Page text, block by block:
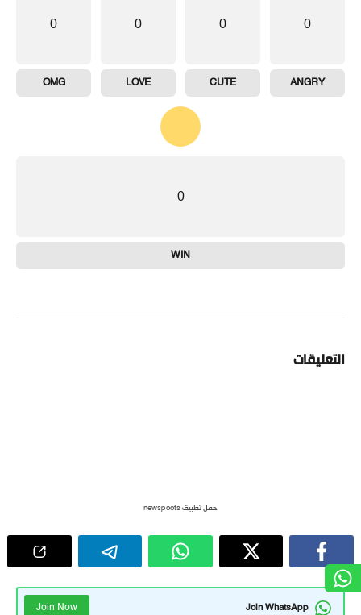
0
ANGRY
0
CUTE
0
LOVE
0
OMG
0
WIN
التعليقات
حمل تطبيق newspoots
Join WhatsApp
Join Now